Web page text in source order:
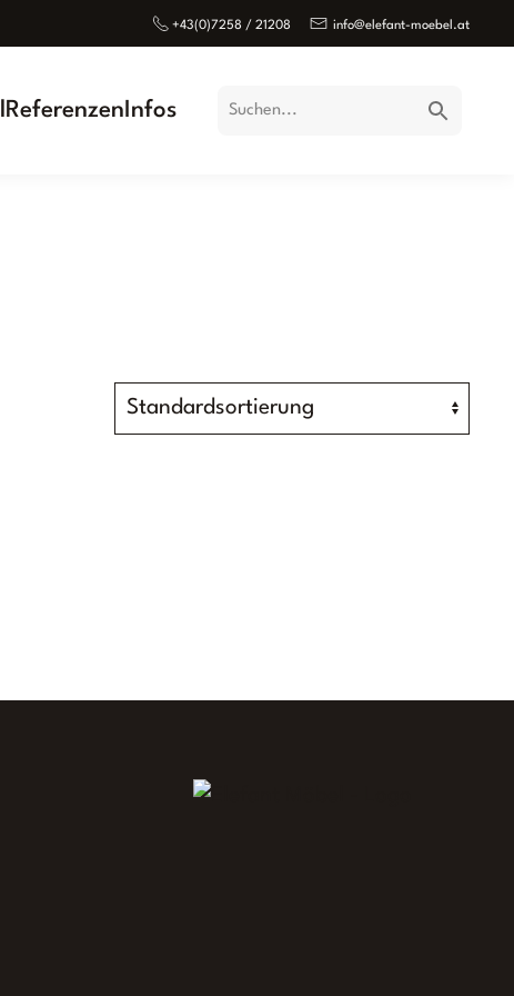
+43(0)7258 / 21208 info@elefant-moebel.at
Referenzen Infos